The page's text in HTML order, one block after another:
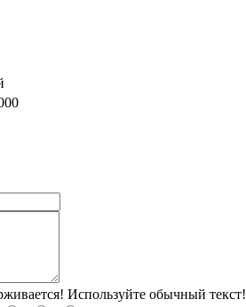
Используйте обычный текст!